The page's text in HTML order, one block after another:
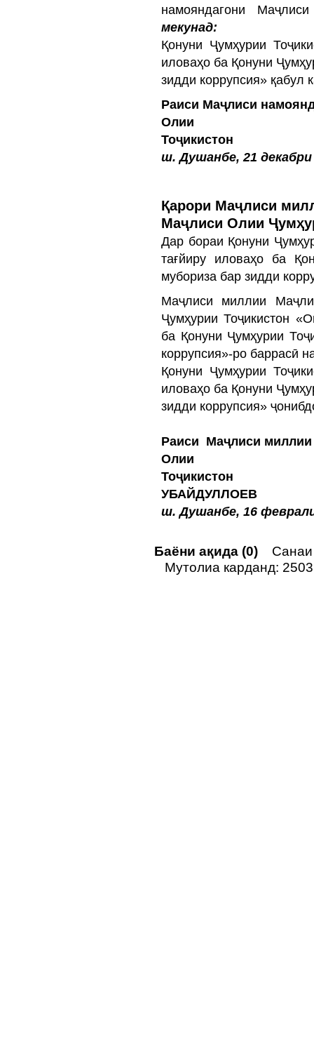
намояндагони
мекунад:
Қонуни Ҷумҳурии
иловаҳо ба Қонуни
зидди коррупсия» қабул
Раиси Маҷлиси
Олии
ш. Душанбе, 21
Қарори Маҷлиси
Маҷлиси Олии
Дар бораи Қонуни
тағйиру иловаҳо ба
мубориза бар зидди
Маҷлиси миллии
Ҷумҳурии Тоҷикистон
ба Қонуни Ҷумҳурии
коррупсия»-ро баррасӣ
Қонуни Ҷумҳурии
иловаҳо ба Қонуни
зидди коррупсия»
Раиси Маҷлиси
Олии
УБАЙДУЛЛОЕВ
ш. Душанбе, 16
Баёни ақида (0) Санаи
Мутолиа карданд: 2503